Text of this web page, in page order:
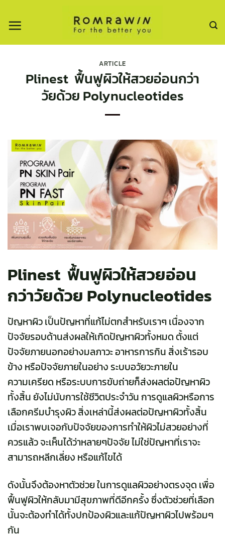
ARTICLE
Plinest ฟื้นฟูผิวให้สวยอ่อนกว่า
วัยด้วย Polynucleotides
Plinest ฟื้นฟูผิวให้สวยอ่อน
กว่าวัยด้วย Polynucleotides
ปัญหาผิว เป็นปัญหาที่แก้ไม่ตกสำหรับเราๆ เนื่องจาก
ปัจจัยรอบด้านส่งผลให้เกิดปัญหาผิวทั้งหมด ตั้งแต่
ปัจจัยภายนอกอย่างมลภาวะ อาหารการกิน สิ่งเร้ารอบ
ข้าง หรือปัจจัยภายในอย่าง ระบบอวัยวะภายใน
ความเครียด หรือระบบการขับถ่ายก็ส่งผลต่อปัญหาผิว
ทั้งสิ้น ยังไม่นับการใช้ชีวิตประจำวัน การดูแลผิวหรือการ
เลือกครีมบำรุงผิว สิ่งเหล่านี้ส่งผลต่อปัญหาผิวทั้งสิ้น
เมื่อเราพบเจอกับปัจจัยของการทำให้ผิวไม่สวยอย่างที่
ควรแล้ว จะเห็นได้ว่าหลายๆปัจจัย ไม่ใช่ปัญหาที่เราจะ
สามารถหลีกเลี่ยง หรือแก้ไขได้
ดังนั้นจึงต้องหาตัวช่วย ในการดูแลผิวอย่างตรงจุด เพื่อ
ฟื้นฟูผิวให้กลับมามีสุขภาพที่ดีอีกครั้ง ซึ่งตัวช่วยที่เลือก
นั้นจะต้องทำได้ทั้งปกป้องผิวและแก้ปัญหาผิวไปพร้อมๆ
กัน